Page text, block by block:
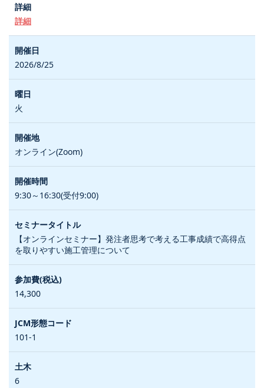
詳細
2026/8/25
火
オンライン(Zoom)
9:30～16:30(受付9:00)
【オンラインセミナー】発注者思考で考える工事成績で高得点
を取りやすい施工管理について
14,300
101-1
6